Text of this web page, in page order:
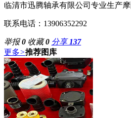
临清市迅腾轴承有限公司专业生产摩
联系电话：13906352292
举报0 收藏0 分享 137
更多>推荐图库